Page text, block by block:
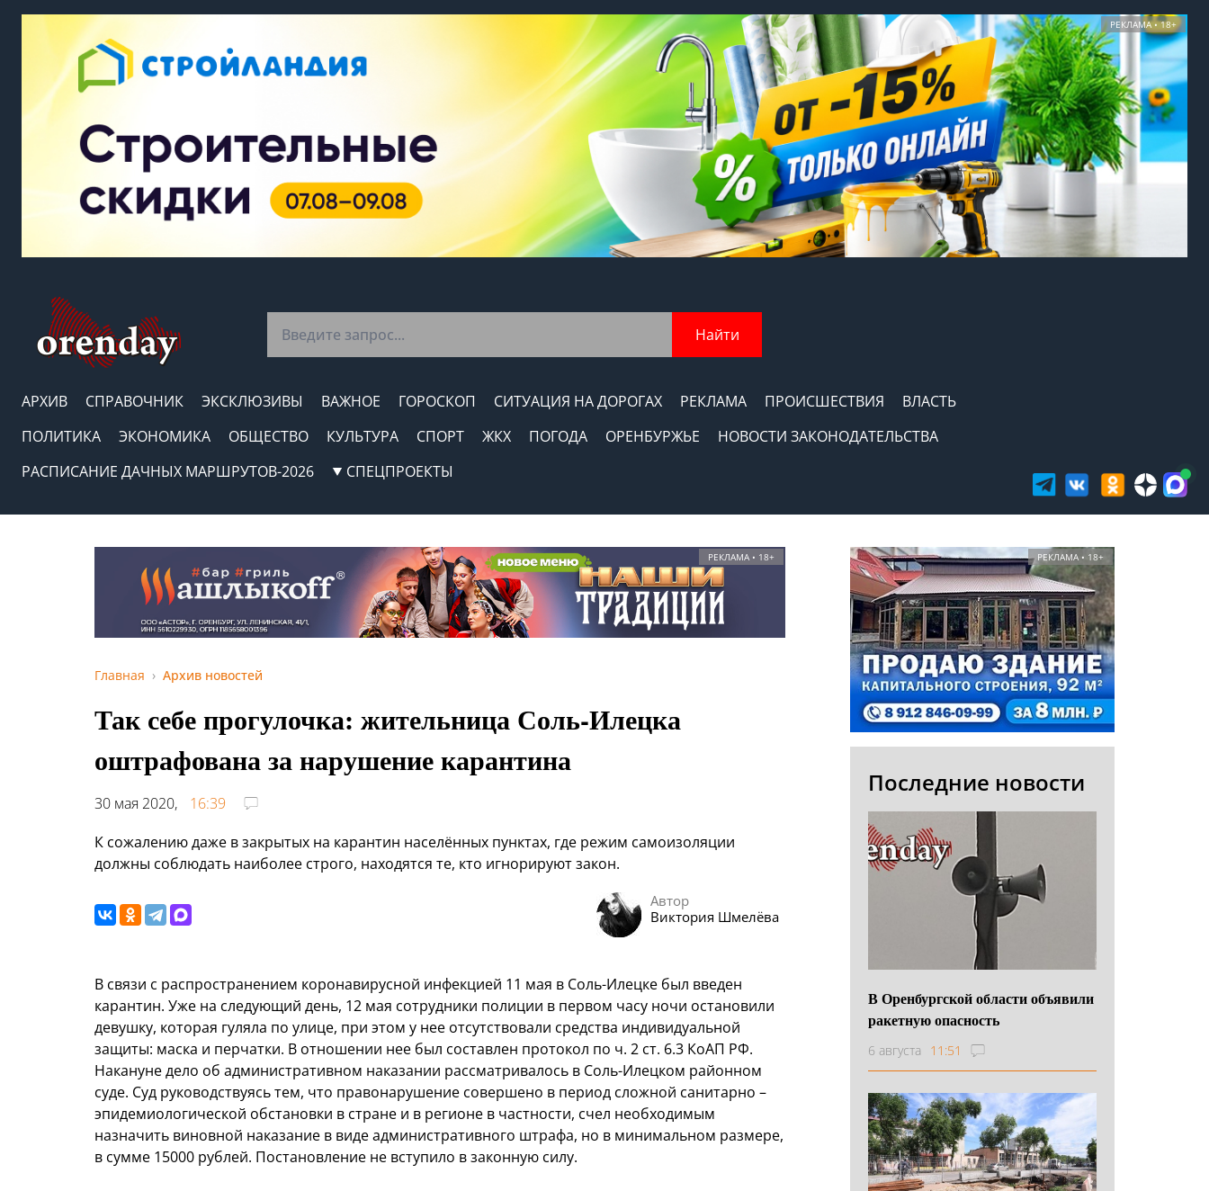
РЕКЛАМА • 18+
Найти
АРХИВ СПРАВОЧНИК ЭКСКЛЮЗИВЫ ВАЖНОЕ ГОРОСКОП СИТУАЦИЯ НА ДОРОГАХ РЕКЛАМА ПРОИСШЕСТВИЯ
ВЛАСТЬ
ПОЛИТИКА
ЭКОНОМИКА ОБЩЕСТВО КУЛЬТУРА СПОРТ ЖКХ ПОГОДА ОРЕНБУРЖЬЕ
НОВОСТИ ЗАКОНОДАТЕЛЬСТВА
РАСПИСАНИЕ ДАЧНЫХ МАРШРУТОВ-2026
СПЕЦПРОЕКТЫ
РЕКЛАМА • 18+
Главная Архив новостей
Так себе прогулочка: жительница Соль-Илецка
оштрафована за нарушение карантина
30 мая 2020,
16:39
К сожалению даже в закрытых на карантин населённых пунктах, где режим самоизоляции
должны соблюдать наиболее строго, находятся те, кто игнорируют закон.
Автор
Виктория Шмелёва
В связи с распространением коронавирусной инфекцией 11 мая в Соль-Илецке был введен
карантин. Уже на следующий день, 12 мая сотрудники полиции в первом часу ночи остановили
девушку, которая гуляла по улице, при этом у нее отсутствовали средства индивидуальной
защиты: маска и перчатки. В отношении нее был составлен протокол по ч. 2 ст. 6.3 КоАП РФ.
Накануне дело об административном наказании рассматривалось в Соль-Илецком районном
суде. Суд руководствуясь тем, что правонарушение совершено в период сложной санитарно –
эпидемиологической обстановки в стране и в регионе в частности, счел необходимым
назначить виновной наказание в виде административного штрафа, но в минимальном размере,
в сумме 15000 рублей. Постановление не вступило в законную силу.
РЕКЛАМА • 18+
Последние новости
В Оренбургской области объявили
ракетную опасность
6 августа 11:51